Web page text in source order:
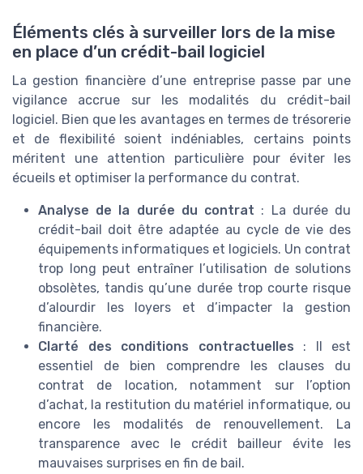
Éléments clés à surveiller lors de la mise
en place d’un crédit-bail logiciel
La gestion financière d’une entreprise passe par une
vigilance accrue sur les modalités du crédit-bail
logiciel. Bien que les avantages en termes de trésorerie
et de flexibilité soient indéniables, certains points
méritent une attention particulière pour éviter les
écueils et optimiser la performance du contrat.
Analyse de la durée du contrat : La durée du
crédit-bail doit être adaptée au cycle de vie des
équipements informatiques et logiciels. Un contrat
trop long peut entraîner l’utilisation de solutions
obsolètes, tandis qu’une durée trop courte risque
d’alourdir les loyers et d’impacter la gestion
financière.
Clarté des conditions contractuelles : Il est
essentiel de bien comprendre les clauses du
contrat de location, notamment sur l’option
d’achat, la restitution du matériel informatique, ou
encore les modalités de renouvellement. La
transparence avec le crédit bailleur évite les
mauvaises surprises en fin de bail.